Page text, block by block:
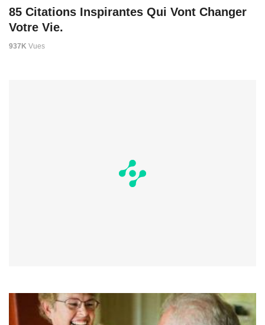
85 Citations Inspirantes Qui Vont Changer
Votre Vie.
937K Vues